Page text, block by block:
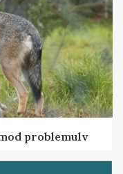
problemulv